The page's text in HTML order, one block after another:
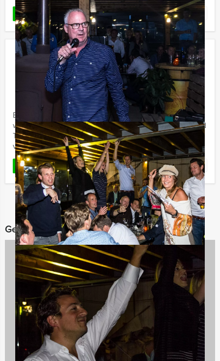
LEES MEER Favoriet
Speurtocht Brugge (België)
Vanaf€ 24,50 p.p. excl. BTW
Vanaf 15 personen ‐ 2 uur en 30 minuten
Een bezoekje aan Brugge (België) is zeker de moeite
waard. Maar wij maken het u nog gemakkelijker: Holland
Tour Guides heeft in deze speurtocht alvast een route
voor u ...
LEES MEER Favoriet
Gerelateerde categorieën
Spelprogramma's
1688 uitjes